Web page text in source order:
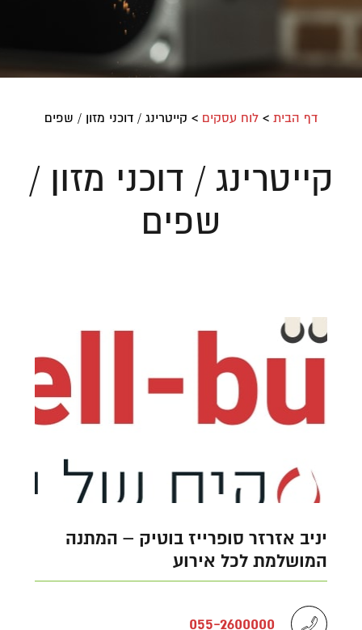
דף הבית > לוח עסקים > קייטרינג / דוכני מזון / שפים
קייטרינג / דוכני מזון /
שפים
יניב אזרזר סופרייז בוטיק – המתנה
המושלמת לכל אירוע
055-2600000